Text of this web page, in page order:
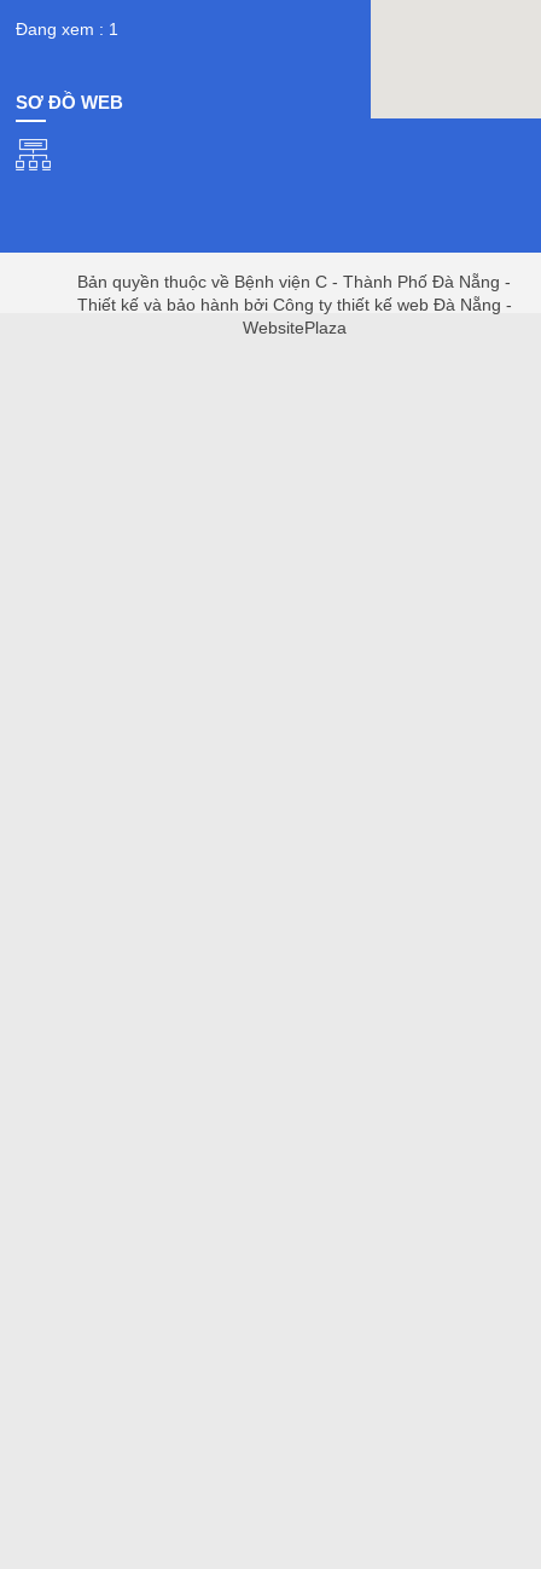
Đang xem : 1
SƠ ĐỒ WEB
Bản quyền thuộc về Bệnh viện C - Thành Phố Đà Nẵng -
Thiết kế và bảo hành bởi Công ty thiết kế web Đà Nẵng -
WebsitePlaza